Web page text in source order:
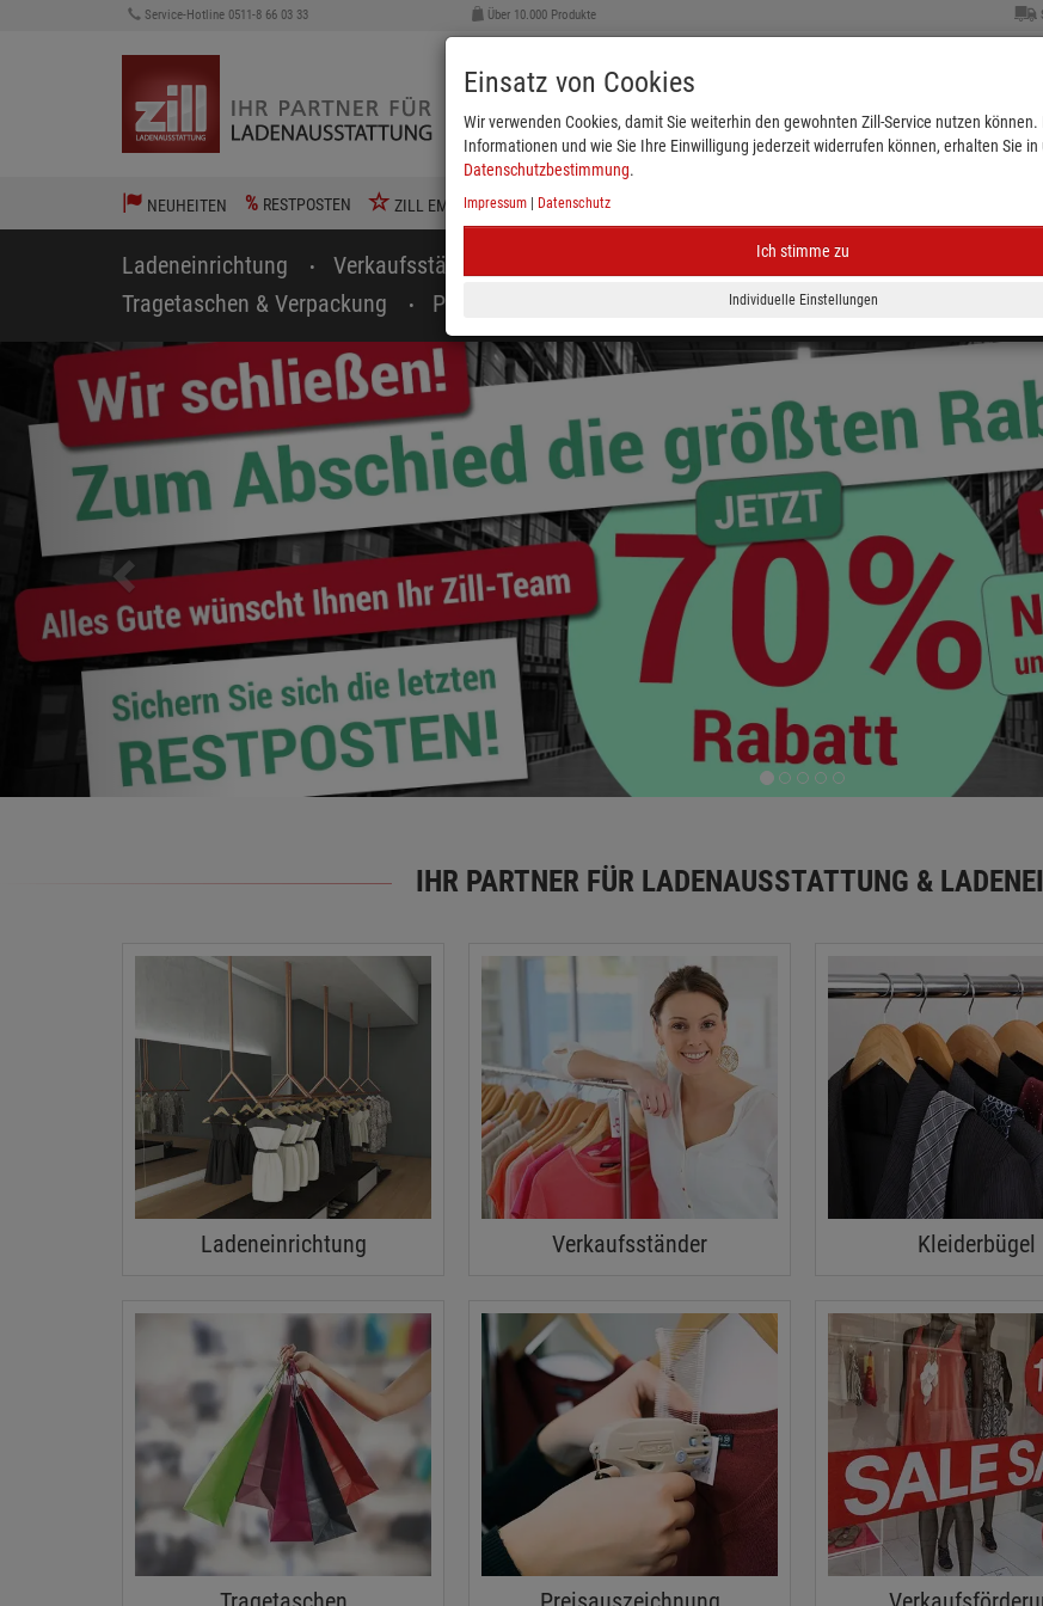
Service-Hotline 0511-8 66 03 33 Über 10.000 Produkte
NEUHEITEN % RESTPOSTEN ZILL EMPFIEHLT
Ladeneinrichtung Verkaufsständer Kleiderbügel & Größenkennzeichnung
Tragetaschen & Verpackung
Preisauszeichnung Plakate & Verkaufsförderung
zurück
IHR PARTNER FÜR LADENAUSSTATTUNG &
Ladeneinrichtung Verkaufsständer Kleiderbügel
Einsatz von Cookies
Wir verwenden Cookies, damit Sie weiterhin den gewohnten Zill-Service nutzen
Informationen und wie Sie Ihre Einwilligung jederzeit widerrufen können, erhalten Sie in
Datenschutzbestimmung.
Impressum Datenschutz
Ich stimme zu